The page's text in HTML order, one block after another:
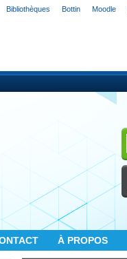
Bibliothèques Bottin Moodle
À PROPOS